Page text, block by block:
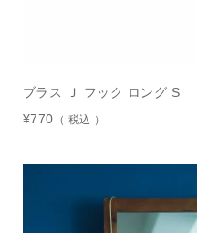
ブラス Ｊ フック ロング S
¥770 税込